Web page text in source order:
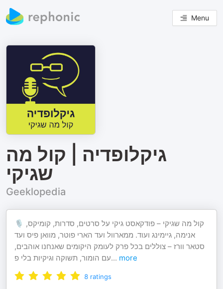
Menu
גיקלופדיה | קול מה
שגיקי
Geeklopedia
🎙️ קול מה שגיקי – פודקאסט גיקי על סרטים, סדרות, קומיקס,
אנימה, גיימינג ועוד. ממארוול ועד הארי פוטר, מוואן פיס ועד
סטאר וורז – צוללים בכל פרק לעומק היקומים שאנחנו אוהבים,
עם הומור, תשוקה וגיקיות בלי פ... more
8 ratings